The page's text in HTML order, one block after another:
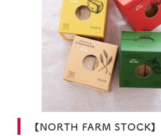
【NORTH FARM STOCK】